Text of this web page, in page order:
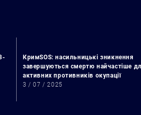
КримSOS: насильницькі зникнення
завершуються смертю найчастіше
активних противників окупації
3 / 07 / 2025